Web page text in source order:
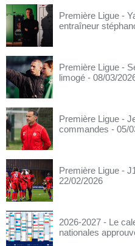
Première Ligue -
entraîneur
Première Ligue -
limogé - 08/03/
Première Ligue -
commandes - 05/
Première Ligue -
22/02/2026
2026-2027 - Le
nationales